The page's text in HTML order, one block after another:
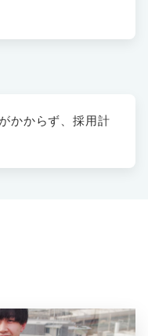
かからず、採用計